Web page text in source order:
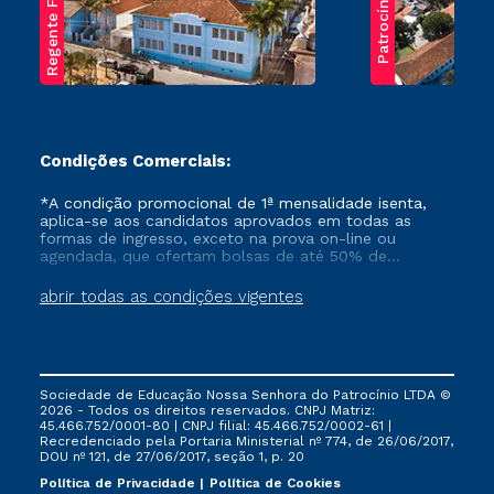
Regente Feijó Patrocínio
Condições Comerciais:
abrir todas as condições vigentes
*A condição promocional de 1ª mensalidade isenta,
aplica-se aos candidatos aprovados em todas as
formas de ingresso, exceto na prova on-line ou
agendada, que ofertam bolsas de até 50% de
que ainda não tenham efetivado e/ou não tenham
cancelado ou trancado sua matrícula em uma das
via FIES, Prouni e outros programas governamentais, e
não se acumula com nenhuma outra campanha
ofertada pela Instituição.
Sociedade de Educação Nossa Senhora do Patrocínio LTDA ©
2026 - Todos os direitos reservados. CNPJ Matriz:
45.466.752/0001-80 | CNPJ filial: 45.466.752/0002-61 |
Recredenciado pela Portaria Ministerial nº 774, de 26/06/2017,
DOU nº 121, de 27/06/2017, seção 1, p. 20
Política de Privacidade
Política de Cookies